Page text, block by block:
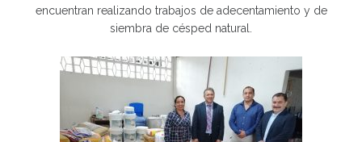
encuentran realizando trabajos de adecentamiento y de
siembra de césped natural.